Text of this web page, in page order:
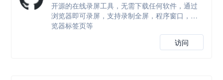
开源的在线录屏工具，无需下载任何软件，通过
浏览器即可录屏，支持录制全屏，程序窗口，浏
览器标签页等
访问